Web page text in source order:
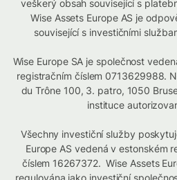
veškerý obsah související s
Wise Assets Europe AS je
související s investičními
Wise Europe SA je společnost
registračním číslem 0713629988.
du Trône 100, 3. patro, 1050
instituce
Všechny investiční služby
Europe AS vedená v estonském
číslem 16267372. Wise Assets